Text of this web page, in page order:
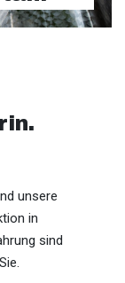
unsere
in
sind